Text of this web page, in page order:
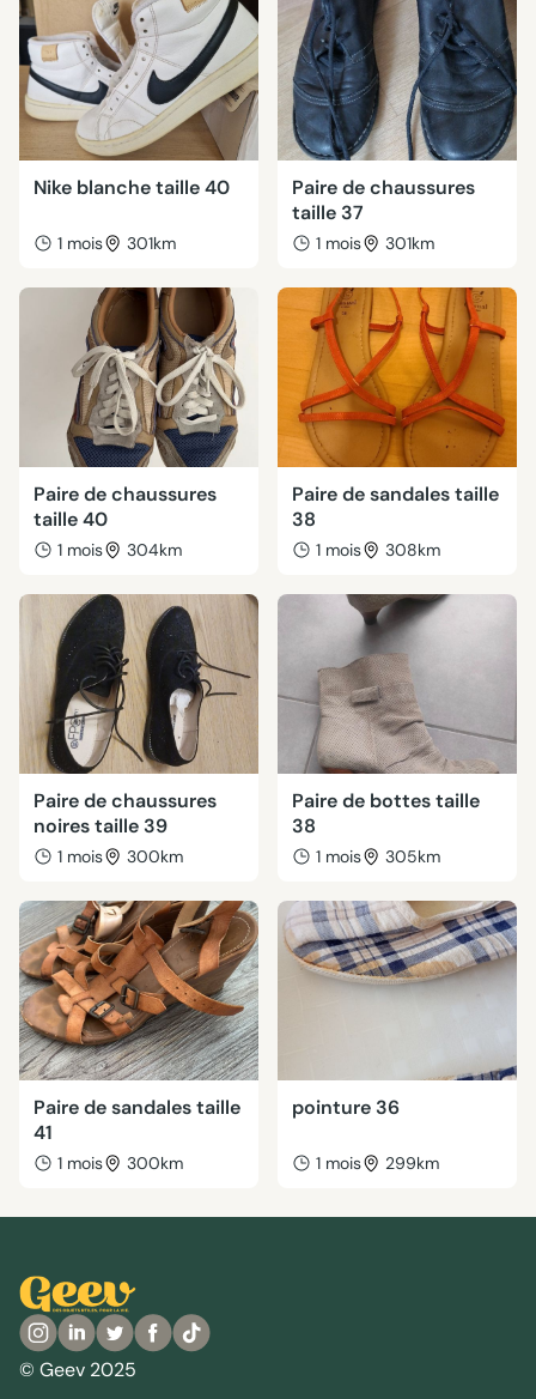
Nike blanche taille 40
1 mois 301km
Paire de chaussures
taille 37
1 mois 301km
Paire de chaussures
taille 40
1 mois 304km
Paire de sandales taille
38
1 mois 308km
Paire de chaussures
noires taille 39
1 mois 300km
Paire de bottes taille
38
1 mois 305km
Paire de sandales taille
41
1 mois 300km
pointure 36
1 mois 299km
© Geev 2025